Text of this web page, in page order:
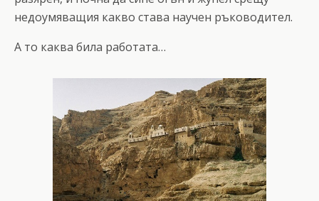
недоумяващия какво става научен ръководител.
А то каква била работата…